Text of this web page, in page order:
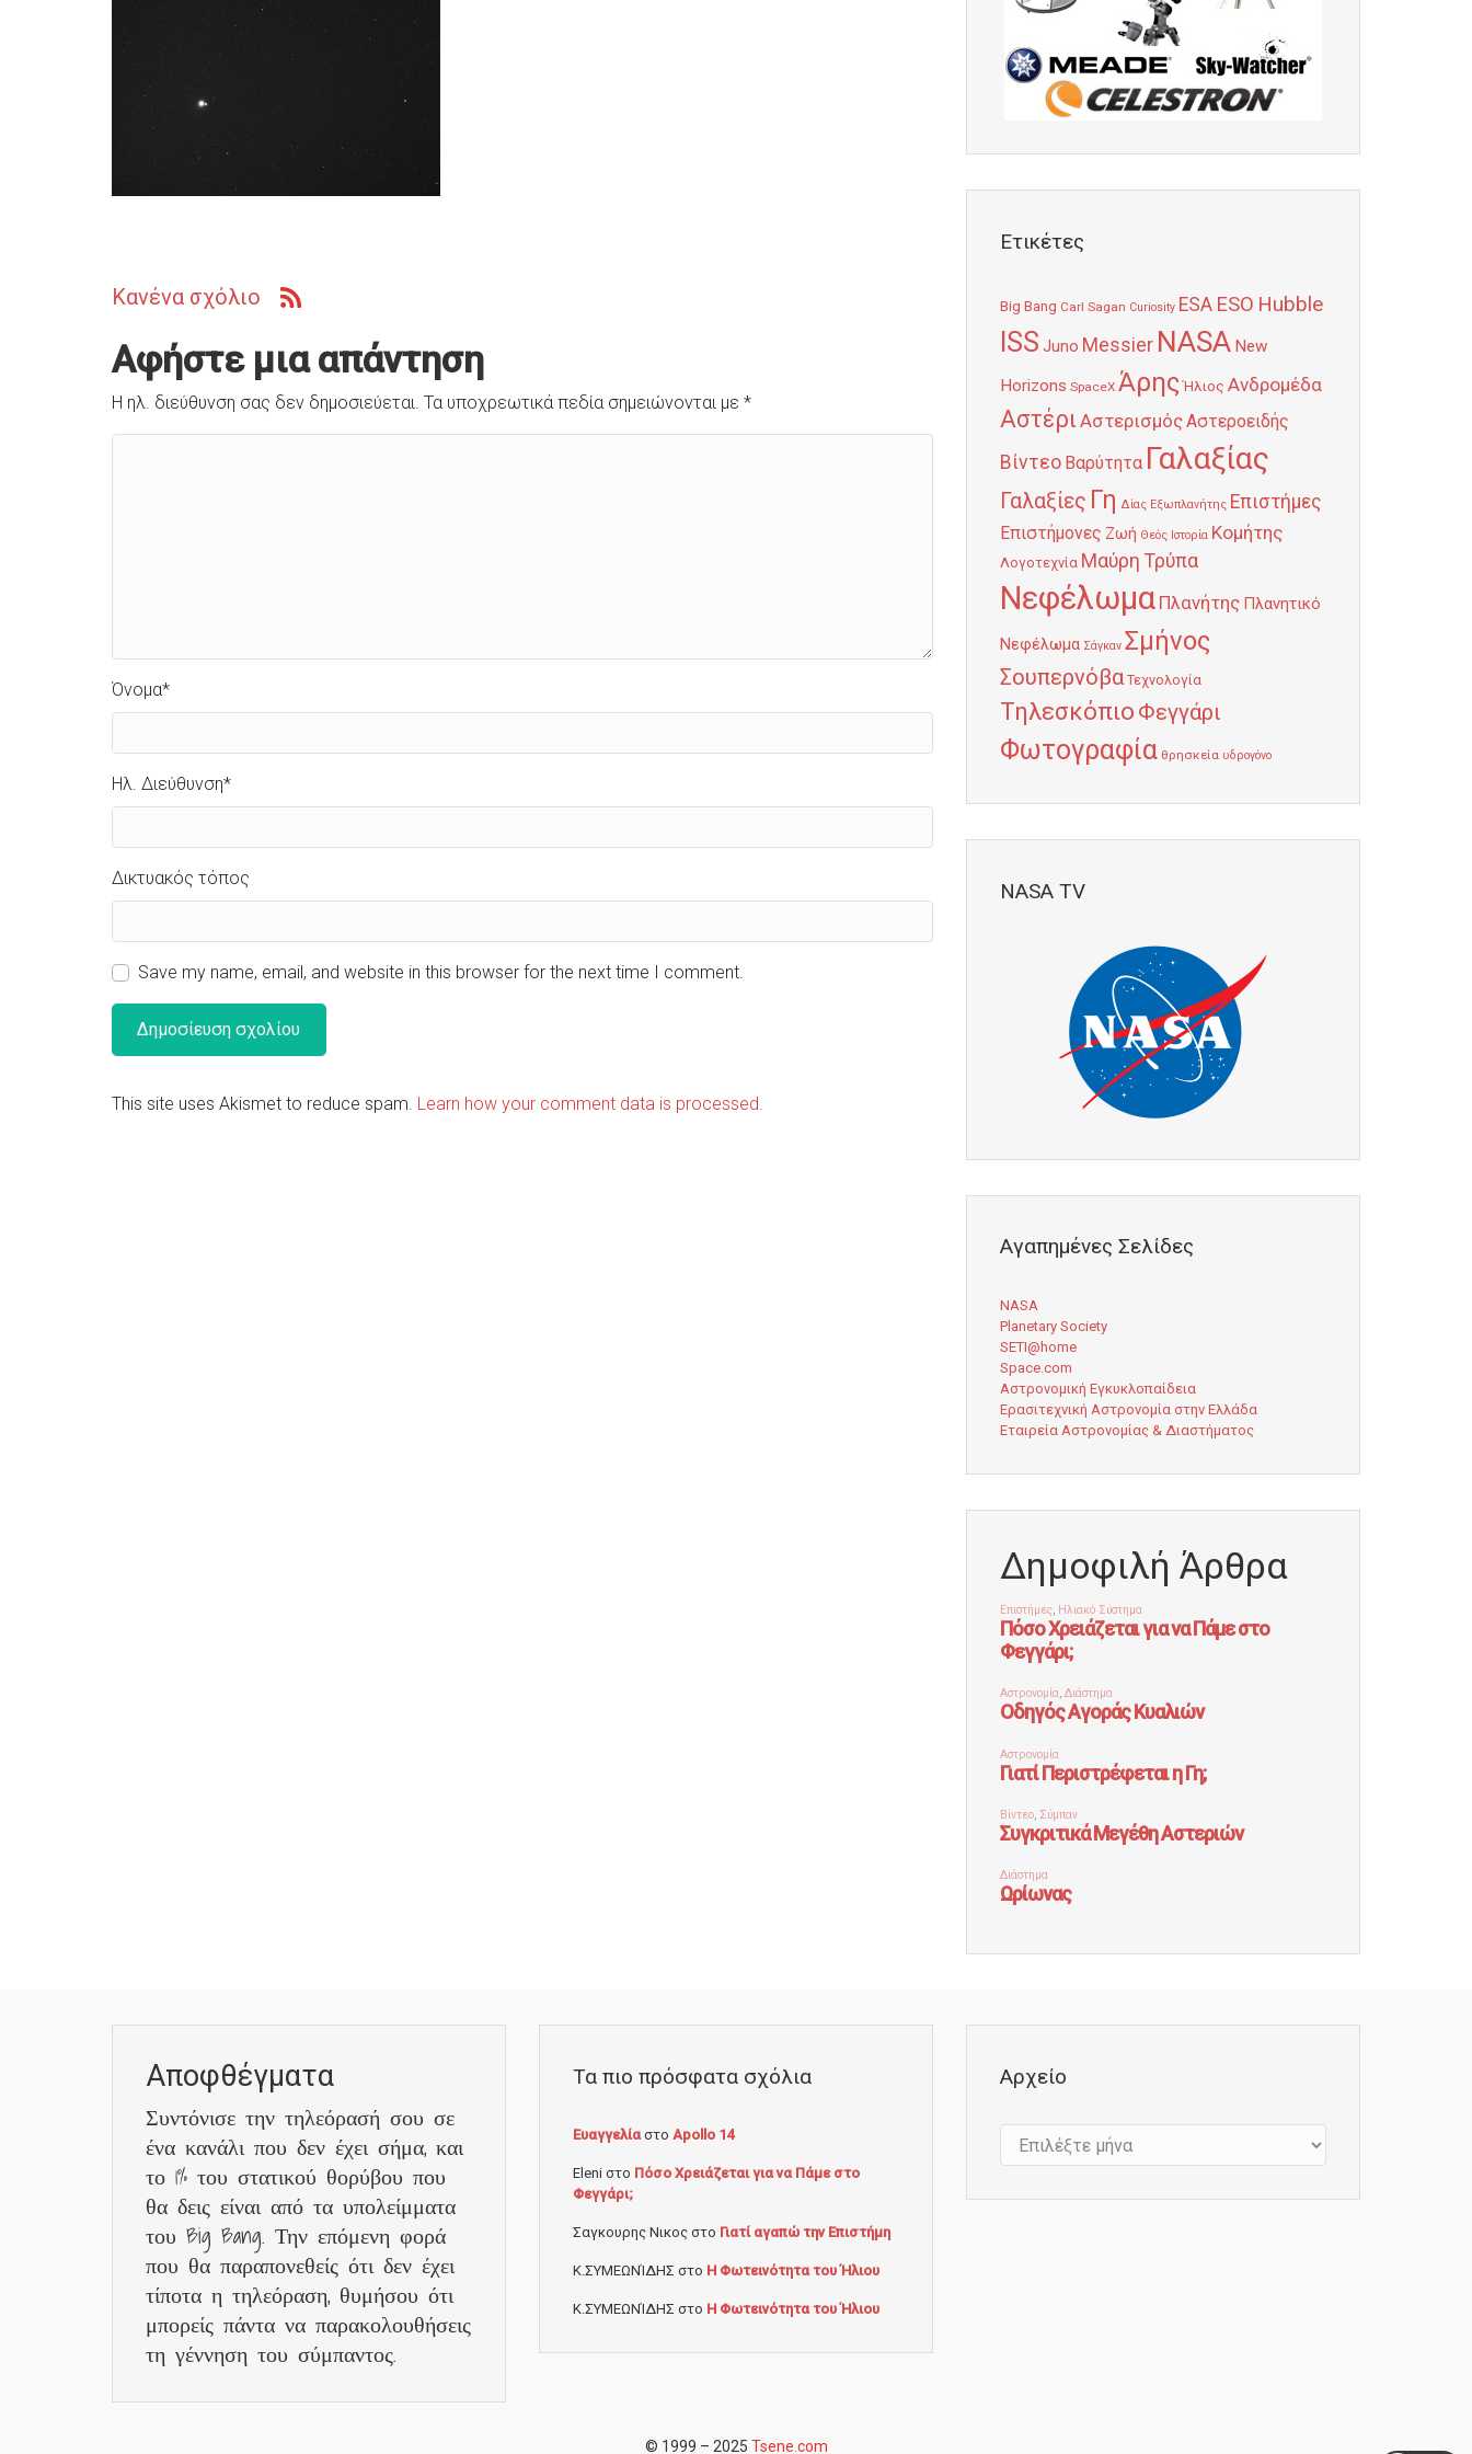
Κανένα σχόλιο
Αφήστε μια απάντηση
Η ηλ. διεύθυνση σας δεν δημοσιεύεται. Τα υποχρεωτικά πεδία σημειώνονται με *
Όνομα*
Ηλ. Διεύθυνση*
Δικτυακός τόπος
Save my name, email, and website in this browser for the next time I comment.
This site uses Akismet to reduce spam. Learn how your comment data is processed.
Ετικέτες
Big Bang Carl Sagan Curiosity ESA ESO Hubble
ISS Juno Messier NASA New
Horizons SpaceX Άρης Ήλιος Ανδρομέδα
Αστέρι ΑστερισμόςΑστεροειδής
Βίντεο Βαρύτητα Γαλαξίας
Γαλαξίες Γη Δίας Εξωπλανήτης Επιστήμες
Επιστήμονες Ζωή Θεός Ιστορία Κομήτης
Λογοτεχνία Μαύρη Τρύπα
Νεφέλωμα Πλανήτης Πλανητικό
Νεφέλωμα Σάγκαν Σμήνος
Σουπερνόβα Τεχνολογία
Τηλεσκόπιο Φεγγάρι
Φωτογραφία θρησκεία υδρογόνο
NASA TV
Αγαπημένες Σελίδες
NASA
Planetary Society
SETI@home
Space.com
Αστρονομική Εγκυκλοπαίδεια
Ερασιτεχνική Αστρονομία στην Ελλάδα
Εταιρεία Αστρονομίας & Διαστήματος
Δημοφιλή Άρθρα
Αποφθέγματα
Συντόνισε την τηλεόρασή σου σε
ένα κανάλι που δεν έχει σήμα, και
το 1% του στατικού θορύβου που
θα δεις είναι από τα υπολείμματα
του Big Bang. Την επόμενη φορά
που θα παραπονεθείς ότι δεν έχει
τίποτα η τηλεόραση, θυμήσου ότι
μπορείς πάντα να παρακολουθήσεις
τη γέννηση του σύμπαντος.
Τα πιο πρόσφατα σχόλια
Ευαγγελίαστο Apollo 14
Eleni στο Πόσο Χρειάζεται για να Πάμε στο
Φεγγάρι;
Σαγκουρης Νικος στο Γιατί αγαπώ την Επιστήμη
Κ.ΣΥΜΕΩΝΊΔΗΣ στο Η Φωτεινότητα του Ήλιου
Κ.ΣΥΜΕΩΝΊΔΗΣ στο Η Φωτεινότητα του Ήλιου
Αρχείο
© 1999 – 2025 Tsene.com